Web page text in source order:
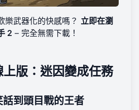
樂武器化的快感嗎？ 立即在瀏
2 – 完全無需下載！
上版：迷因變成任務
到頭目戰的王者